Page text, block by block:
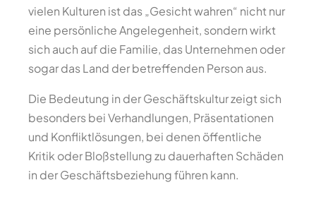
vielen Kulturen ist das „Gesicht wahren“ nicht nur
eine persönliche Angelegenheit, sondern wirkt
sich auch auf die Familie, das Unternehmen oder
sogar das Land der betreffenden Person aus.
Die Bedeutung in der Geschäftskultur zeigt sich
besonders bei Verhandlungen, Präsentationen
und Konfliktlösungen, bei denen öffentliche
Kritik oder Bloßstellung zu dauerhaften Schäden
in der Geschäftsbeziehung führen kann.